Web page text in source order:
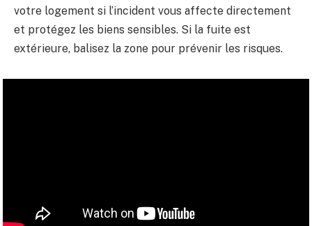
votre logement si l’incident vous affecte directement
et protégez les biens sensibles. Si la fuite est
extérieure, balisez la zone pour prévenir les risques.